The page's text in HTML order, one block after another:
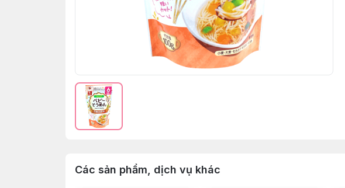
Các sản phẩm, dịch vụ khác